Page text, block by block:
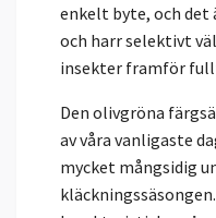
enkelt byte, och
och harr selektivt
insekter framför
Den olivgröna
av våra vanligaste
mycket mångsidig